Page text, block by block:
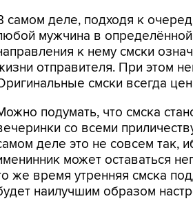
самом деле, подходя к
мужчина в
к нему смски
отправителя. При этом
смски всегда
подумать, что смска
со всеми
деле это не совсем так,
может оставаться
же время утренняя смска
наилучшим образом